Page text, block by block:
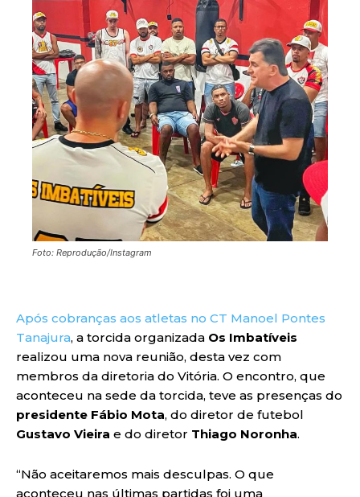
Foto: Reprodução/Instagram
Após cobranças aos atletas no CT Manoel Pontes
Tanajura, a torcida organizada Os Imbatíveis
realizou uma nova reunião, desta vez com
membros da diretoria do Vitória. O encontro, que
aconteceu na sede da torcida, teve as presenças do
presidente Fábio Mota, do diretor de futebol
Gustavo Vieira e do diretor Thiago Noronha.
“Não aceitaremos mais desculpas. O que
aconteceu nas últimas partidas foi uma